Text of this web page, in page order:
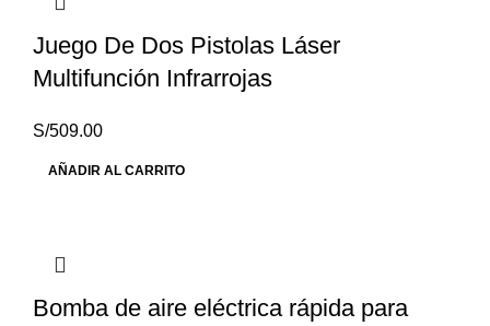
Juego De Dos Pistolas Láser
Multifunción Infrarrojas
S/509.00
AÑADIR AL CARRITO
Bomba de aire eléctrica rápida para